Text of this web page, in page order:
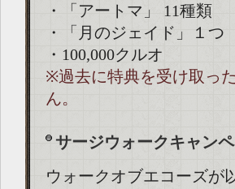
・「アートマ」 11種類
・「月のジェイド」１つ
・100,000クルオ
※過去に特典を受け取っ
ん。
サージウォークキャン
ウォークオブエコーズが